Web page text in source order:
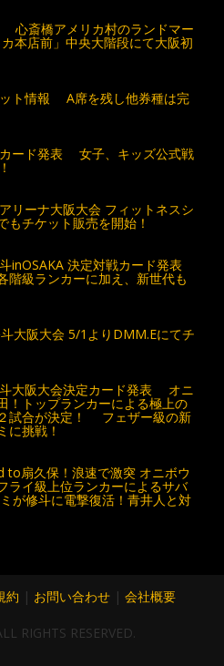
心斎橋アメリカ村のランドマー
本店前」中央大階段にて大阪初
ト情報 A席を残し他券種は完
ード発表 女子、キッズ公式戦
リーナ大阪大会 フィットネスシ
もチケット販売を開始！
inOSAKA 決定対戦カード発表
級ランカーに加え、新世代も
大阪大会 5/1よりDMM.Eにてチ
大阪大会決定カード発表 オニ
！トップランカーによる極上の
試合が決定！ フェザー級の新
に挑戦！
to扇久保！浪速で激突 オニボウ
ライ級上位ランカーによるサバ
が修斗に電撃復活！青井人と対
約 | お問い合わせ | 会社概要
RIGHTS RESERVED.